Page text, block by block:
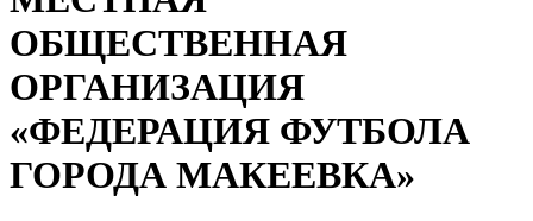
ОБЩЕСТВЕННАЯ
ОРГАНИЗАЦИЯ
«ФЕДЕРАЦИЯ ФУТБОЛА
ГОРОДА МАКЕЕВКА»